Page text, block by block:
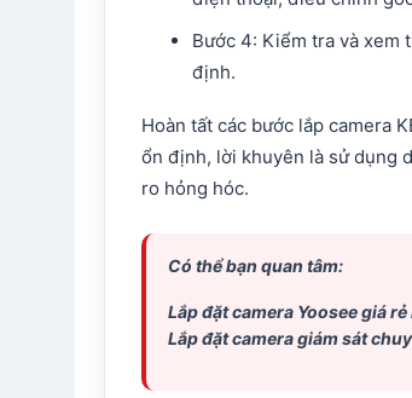
Bước 4: Kiểm tra và xem
định.​
Hoàn tất các bước lắp camera
ổn định, lời khuyên là sử dụng
ro hỏng hóc.​
Có thể bạn quan tâm:
Lắp đặt camera Yooseegiá rẻ
Lắp đặt camera giám sát